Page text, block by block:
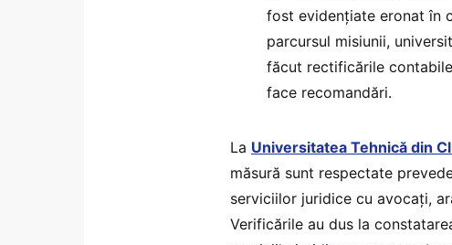
fost evidențiate eronat în
parcursul misiunii,
făcut rectificările
face recomandări.
La Universitatea Tehnică din
măsură sunt respectate
serviciilor juridice cu avocați,
Verificările au dus la